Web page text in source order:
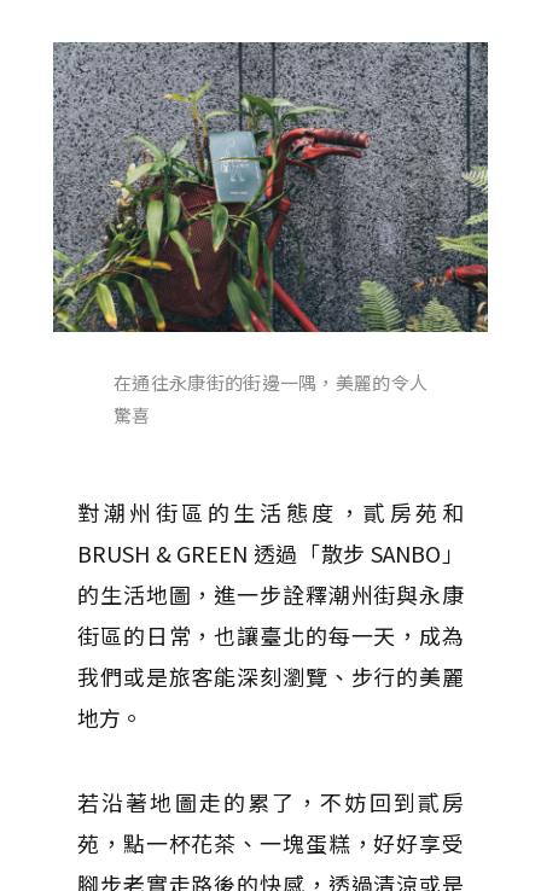
在通往永康街的街邊一隅，美麗的令人
驚喜
對潮州街區的生活態度，貳房苑和
BRUSH & GREEN 透過「散步 SANBO」
的生活地圖，進一步詮釋潮州街與永康
街區的日常，也讓臺北的每一天，成為
我們或是旅客能深刻瀏覽、步行的美麗
地方。
若沿著地圖走的累了，不妨回到貳房
苑，點一杯花茶、一塊蛋糕，好好享受
腳步老實走路後的快感，透過清涼或是